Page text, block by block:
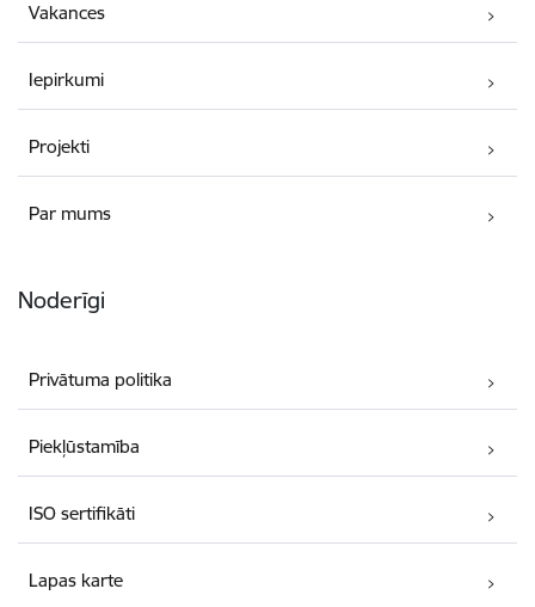
Vakances
Iepirkumi
Projekti
Par mums
Noderīgi
Privātuma politika
Piekļūstamība
ISO sertifikāti
Lapas karte